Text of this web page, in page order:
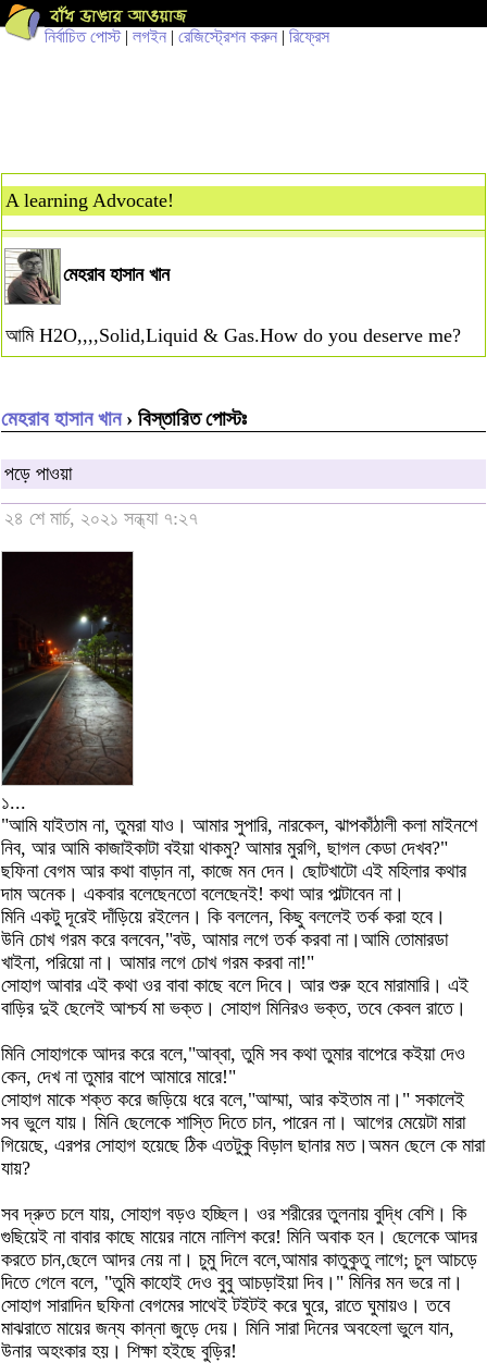
নির্বাচিত পোস্ট| লগইন | রেজিস্ট্রেশন করুন | রিফ্রেস
A learning Advocate!
মেহরাব হাসান খান
আমি H2O,,,,Solid,Liquid & Gas.How do you deserve me?
মেহরাব হাসান খান› বিস্তারিত পোস্টঃ
পড়ে পাওয়া
২৪ শে মার্চ, ২০২১ সন্ধ্যা ৭:২৭
১...
"আমি যাইতাম না, তুমরা যাও। আমার সুপারি, নারকেল, ঝাপকাঁঠালী কলা মাইনশে
নিব, আর আমি কাজাইকাটা বইয়া থাকমু? আমার মুরগি, ছাগল কেডা দেখব?"
ছফিনা বেগম আর কথা বাড়ান না, কাজে মন দেন। ছোটখাটো এই মহিলার কথার
দাম অনেক। একবার বলেছেনতো বলেছেনই! কথা আর পাল্টাবেন না।
মিনি একটু দূরেই দাঁড়িয়ে রইলেন। কি বললেন, কিছু বললেই তর্ক করা হবে।
উনি চোখ গরম করে বলবেন,"বউ, আমার লগে তর্ক করবা না।আমি তোমারডা
খাইনা, পরিয়ো না। আমার লগে চোখ গরম করবা না!"
সোহাগ আবার এই কথা ওর বাবা কাছে বলে দিবে। আর শুরু হবে মারামারি। এই
বাড়ির দুই ছেলেই আশ্চর্য মা ভক্ত। সোহাগ মিনিরও ভক্ত, তবে কেবল রাতে।
মিনি সোহাগকে আদর করে বলে,"আব্বা, তুমি সব কথা তুমার বাপেরে কইয়া দেও
কেন, দেখ না তুমার বাপে আমারে মারে!"
সোহাগ মাকে শক্ত করে জড়িয়ে ধরে বলে,"আম্মা, আর কইতাম না।" সকালেই
সব ভুলে যায়। মিনি ছেলেকে শাস্তি দিতে চান, পারেন না। আগের মেয়েটা মারা
গিয়েছে, এরপর সোহাগ হয়েছে ঠিক এতটুকু বিড়াল ছানার মত।অমন ছেলে কে মারা
যায়?
সব দ্রুত চলে যায়, সোহাগ বড়ও হচ্ছিল। ওর শরীরের তুলনায় বুদ্ধি বেশি। কি
গুছিয়েই না বাবার কাছে মায়ের নামে নালিশ করে! মিনি অবাক হন। ছেলেকে আদর
করতে চান,ছেলে আদর নেয় না। চুমু দিলে বলে,আমার কাতুকুতু লাগে; চুল আচড়ে
দিতে গেলে বলে, "তুমি কাহোই দেও বুবু আচড়াইয়া দিব।" মিনির মন ভরে না।
সোহাগ সারাদিন ছফিনা বেগমের সাথেই টইটই করে ঘুরে, রাতে ঘুমায়ও। তবে
মাঝরাতে মায়ের জন্য কান্না জুড়ে দেয়। মিনি সারা দিনের অবহেলা ভুলে যান,
উনার অহংকার হয়। শিক্ষা হইছে বুড়ির!